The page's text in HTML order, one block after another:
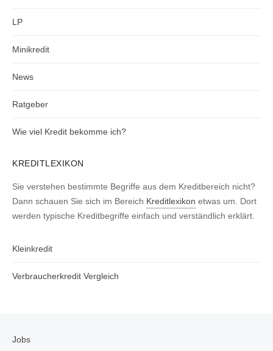
LP
Minikredit
News
Ratgeber
Wie viel Kredit bekomme ich?
KREDITLEXIKON
Sie verstehen bestimmte Begriffe aus dem Kreditbereich nicht?
Dann schauen Sie sich im Bereich Kreditlexikon etwas um. Dort
werden typische Kreditbegriffe einfach und verständlich erklärt.
Kleinkredit
Verbraucherkredit Vergleich
Jobs